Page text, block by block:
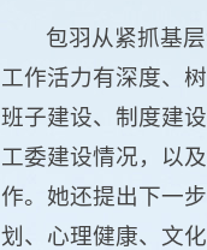
包羽从紧抓基
工作活力有深度、
班子建设、制度建
工委建设情况，以
作。她还提出下一
划、心理健康、文